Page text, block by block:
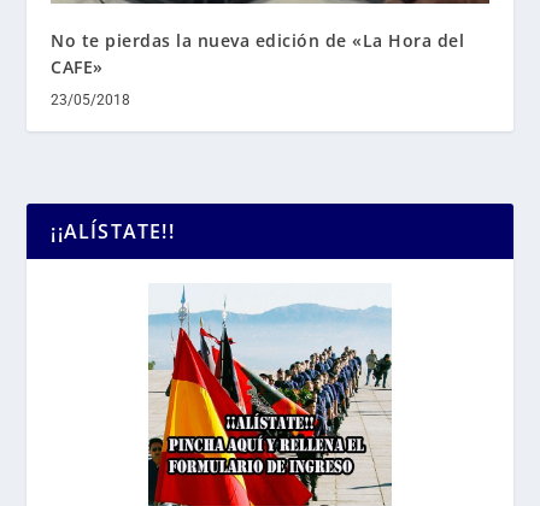
No te pierdas la nueva edición de «La Hora del
CAFE»
23/05/2018
¡¡ALÍSTATE!!